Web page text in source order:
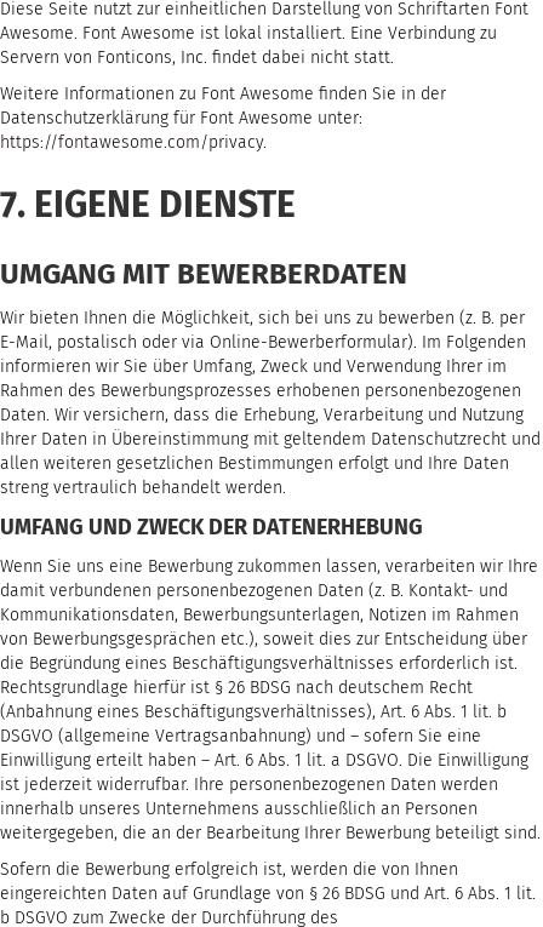
Diese Seite nutzt zur einheitlichen Darstellung von Schriftarten Font
Awesome. Font Awesome ist lokal installiert. Eine Verbindung zu
Servern von Fonticons, Inc. findet dabei nicht statt.
Weitere Informationen zu Font Awesome finden Sie in der
Datenschutzerklärung für Font Awesome unter:
https://fontawesome.com/privacy.
7. EIGENE DIENSTE
UMGANG MIT BEWERBERDATEN
Wir bieten Ihnen die Möglichkeit, sich bei uns zu bewerben (z. B. per
E-Mail, postalisch oder via Online-Bewerberformular). Im Folgenden
informieren wir Sie über Umfang, Zweck und Verwendung Ihrer im
Rahmen des Bewerbungsprozesses erhobenen personenbezogenen
Daten. Wir versichern, dass die Erhebung, Verarbeitung und Nutzung
Ihrer Daten in Übereinstimmung mit geltendem Datenschutzrecht und
allen weiteren gesetzlichen Bestimmungen erfolgt und Ihre Daten
streng vertraulich behandelt werden.
UMFANG UND ZWECK DER DATENERHEBUNG
Wenn Sie uns eine Bewerbung zukommen lassen, verarbeiten wir Ihre
damit verbundenen personenbezogenen Daten (z. B. Kontakt- und
Kommunikationsdaten, Bewerbungsunterlagen, Notizen im Rahmen
von Bewerbungsgesprächen etc.), soweit dies zur Entscheidung über
die Begründung eines Beschäftigungsverhältnisses erforderlich ist.
Rechtsgrundlage hierfür ist § 26 BDSG nach deutschem Recht
(Anbahnung eines Beschäftigungsverhältnisses), Art. 6 Abs. 1 lit. b
DSGVO (allgemeine Vertragsanbahnung) und – sofern Sie eine
Einwilligung erteilt haben – Art. 6 Abs. 1 lit. a DSGVO. Die Einwilligung
ist jederzeit widerrufbar. Ihre personenbezogenen Daten werden
innerhalb unseres Unternehmens ausschließlich an Personen
weitergegeben, die an der Bearbeitung Ihrer Bewerbung beteiligt sind.
Sofern die Bewerbung erfolgreich ist, werden die von Ihnen
eingereichten Daten auf Grundlage von § 26 BDSG und Art. 6 Abs. 1 lit.
b DSGVO zum Zwecke der Durchführung des